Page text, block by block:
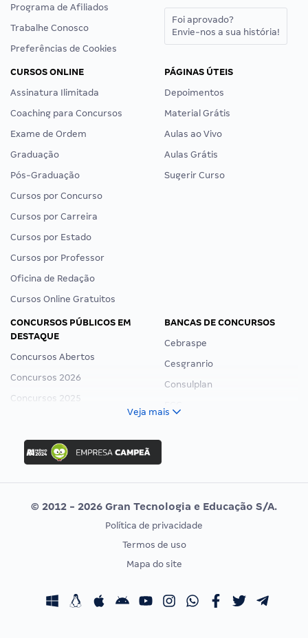
Programa de Afiliados
Trabalhe Conosco
Preferências de Cookies
Foi aprovado?
Envie-nos a sua história!
CURSOS ONLINE
Assinatura Ilimitada
Coaching para Concursos
Exame de Ordem
Graduação
Pós-Graduação
Cursos por Concurso
Cursos por Carreira
Cursos por Estado
Cursos por Professor
Oficina de Redação
Cursos Online Gratuitos
PÁGINAS ÚTEIS
Depoimentos
Material Grátis
Aulas ao Vivo
Aulas Grátis
Sugerir Curso
CONCURSOS PÚBLICOS EM
DESTAQUE
Concursos Abertos
Concursos 2026
Concursos 2025
Concurso Ibama
Concurso MPU
Editais publicados
BANCAS DE CONCURSOS
Cebraspe
Cesgranrio
Consulplan
Vunesp
CONCURSOS POR PROFISSÃO
Concursos Fiscais
EXAME DE ORDEM
Calendário OAB
Veja mais
© 2012 - 2026 Gran Tecnologia e Educação S/A.
Política de privacidade
Termos de uso
Mapa do site